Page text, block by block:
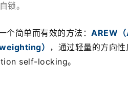
。
简单而有效的方法： AREW
） ，通过轻量的方向
self-locking。